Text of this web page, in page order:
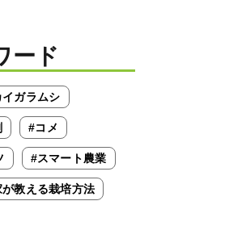
ード
ガラムシ
#コメ
#スマート農業
教える栽培方法